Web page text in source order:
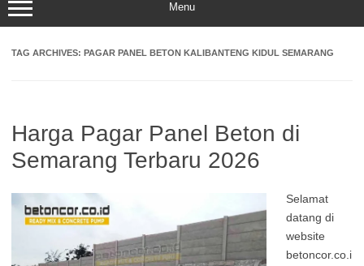
Menu
TAG ARCHIVES: PAGAR PANEL BETON KALIBANTENG KIDUL SEMARANG
Harga Pagar Panel Beton di
Semarang Terbaru 2026
Selamat
datang di
website
betoncor.co.i